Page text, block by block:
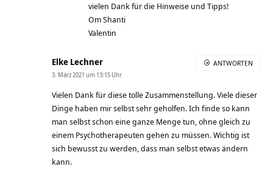
vielen Dank für die Hinweise und Tipps!
Om Shanti
Valentin
Elke Lechner
3. März 2021 um 13:15 Uhr
Vielen Dank für diese tolle Zusammenstellung. Viele dieser
Dinge haben mir selbst sehr geholfen. Ich finde so kann
man selbst schon eine ganze Menge tun, ohne gleich zu
einem Psychotherapeuten gehen zu müssen. Wichtig ist
sich bewusst zu werden, dass man selbst etwas ändern
kann.
ANTWORTEN